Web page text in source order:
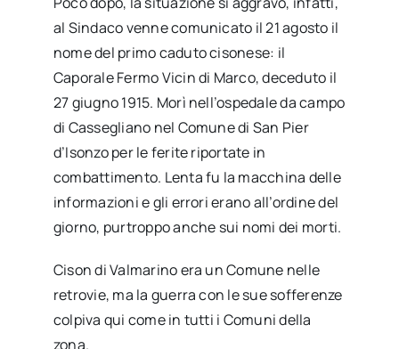
al Sindaco venne comunicato il 21 agosto il
nome del primo caduto cisonese: il
Caporale Fermo Vicin di Marco, deceduto il
27 giugno 1915. Morì nell’ospedale da campo
di Cassegliano nel Comune di San Pier
d’Isonzo per le ferite riportate in
combattimento. Lenta fu la macchina delle
informazioni e gli errori erano all’ordine del
giorno, purtroppo anche sui nomi dei morti.
Cison di Valmarino era un Comune nelle
retrovie, ma la guerra con le sue sofferenze
colpiva qui come in tutti i Comuni della
zona.